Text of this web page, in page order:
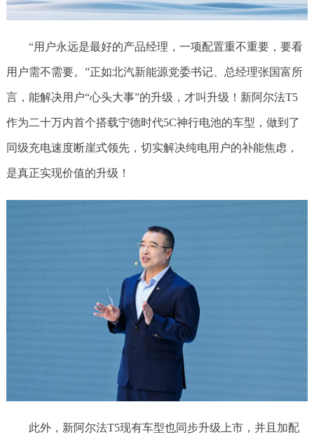
“用户永远是最好的产品经理，一项配置重不重要，要看
用户需不需要。”正如北汽新能源党委书记、总经理张国富所
言，能解决用户“心头大事”的升级，才叫升级！新阿尔法T5
作为二十万内首个搭载宁德时代5C神行电池的车型，做到了
同级充电速度断崖式领先，切实解决纯电用户的补能焦虑，
是真正实现价值的升级！
此外，新阿尔法T5现有车型也同步升级上市，并且加配